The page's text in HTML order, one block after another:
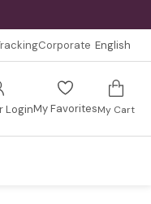
Corporate English
LoginMy FavoritesMy Cart